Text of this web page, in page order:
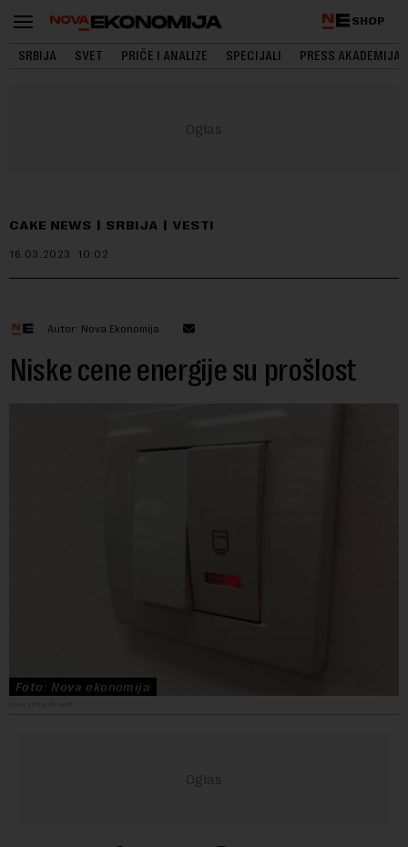
SHOP
SRBIJA SVET PRIČE I ANALIZE SPECIJALI PRESS AKADEMIJA
CAKE NEWS SRBIJA VESTI
16.03.2023. 10:02
Autor: Nova Ekonomija
Niske cene energije su prošlost
Foto: Nova ekonomija